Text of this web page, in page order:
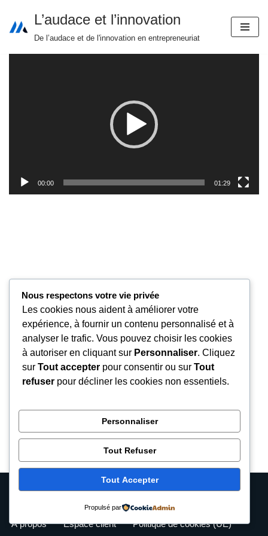
Aller
L’audace et l’innovation
De l’audace et de l'innovation en entrepreneuriat
00:00 01:29
| Propulsé parWordPress
Entrepreneuriat audacieux Entreprendre
À propos
Espace client Politique de cookies (UE)
Nous respectons votre vie privée
Les cookies nous aident à améliorer votre
expérience, à fournir un contenu personnalisé et à
analyser le trafic. Vous pouvez choisir les cookies
à autoriser en cliquant sur Personnaliser. Cliquez
sur Tout accepter pour consentir ou sur Tout
refuser pour décliner les cookies non essentiels.
Personnaliser
Tout Refuser
Tout Accepter
Propulsé par